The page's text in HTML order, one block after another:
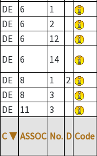
DE
6 1
DE
6 2
DE
6 12
DE
6 14
DE
8 1 2
DE
8 3
DE
11 3
C ▼ ASSOC No. D Code